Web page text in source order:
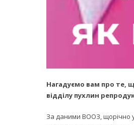
Нагадуємо вам про те,
відділу пухлин
За даними ВООЗ, щорічно у